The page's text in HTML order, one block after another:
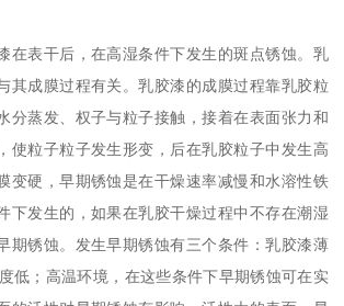
在表干后，在高湿条件下发生的斑点锈蚀。乳
其成膜过程有关。乳胶漆的成膜过程靠乳胶粒
分蒸发、权子与粒子接触，接着在表面张力和
使粒子粒子发生形变，后在乳胶粒子中发生高
变硬，早期锈蚀是在干燥速率减慢和水溶性铁
下发生的，如果在乳胶干燥过程中不存在潮湿
期锈蚀。发生早期锈蚀有三个条件：乳胶漆薄
低；高温环境，在这些条件下早期锈蚀可在实